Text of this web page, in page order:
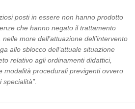
posti in essere non hanno prodotto
che hanno negato il trattamento
more dell’attuazione dell’intervento
allo sblocco dell’attuale situazione
relativo agli ordinamenti didattici,
modalità procedurali previgenti ovvero